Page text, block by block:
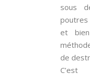
sous
et
de
C’est